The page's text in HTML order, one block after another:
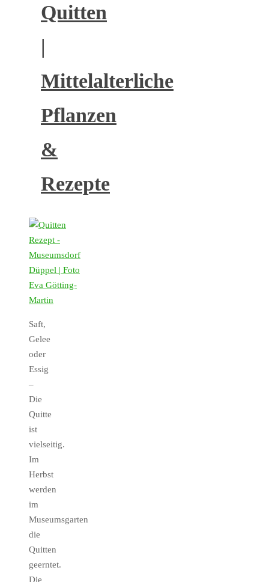
Quitten
|
Mittelalterliche
Pflanzen
&
Rezepte
Saft,
Gelee
oder
Essig
–
Die
Quitte
ist
vielseitig.
Im
Herbst
werden
im
Museumsgarten
die
Quitten
geerntet.
Die